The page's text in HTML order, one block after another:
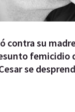
contra su
femicidio
se